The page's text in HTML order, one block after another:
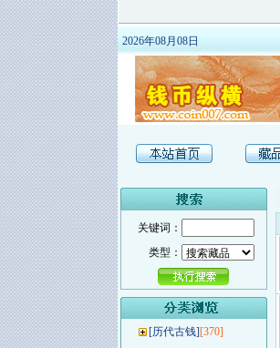
2026年08月08日
关键词：
类型：
[历代古钱][370]